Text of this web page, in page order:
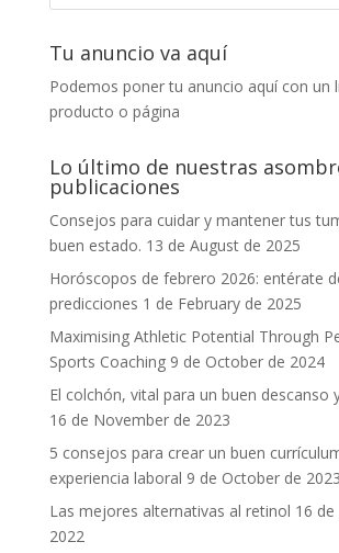
Tu anuncio va aquí
Podemos poner tu anuncio aquí con un
producto o página
Lo último de nuestras
publicaciones
Consejos para cuidar y mantener tus
buen estado. 13 de August de 2025
Horóscopos de febrero 2026: entérate
predicciones 1 de February de 2025
Maximising Athletic Potential Through
Sports Coaching 9 de October de 2024
El colchón, vital para un buen descanso
16 de November de 2023
5 consejos para crear un buen
experiencia laboral 9 de October de 2023
Las mejores alternativas al retinol 16
2022